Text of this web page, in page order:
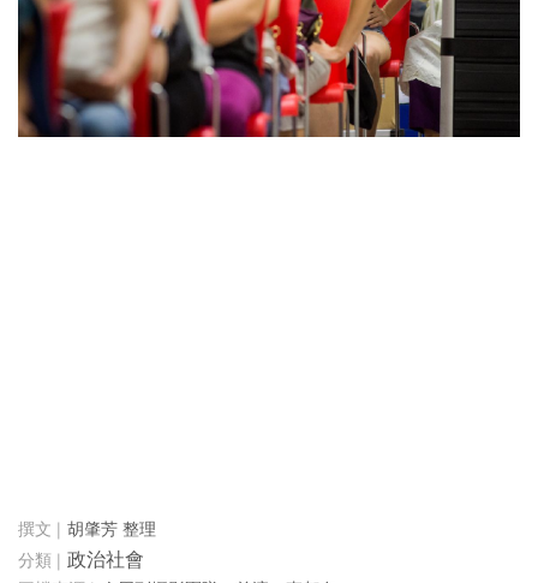
胡肇芳 整理
政治社會